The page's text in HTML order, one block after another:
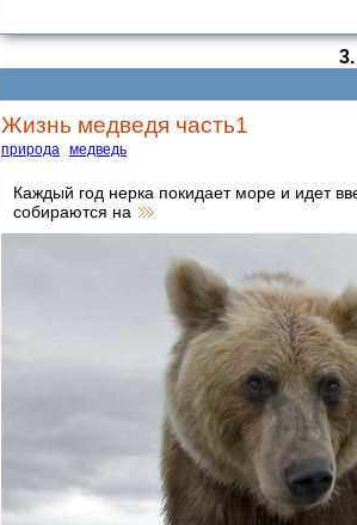
3.
Жизнь медведя часть1
природа медведь
Каждый год нерка покидает море и идет
собираются на